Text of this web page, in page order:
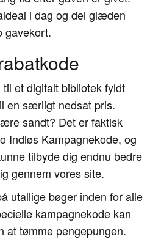
i dag og del glæden
gavekort.
et digitalt bibliotek fyldt
en særligt nedsat pris.
sandt? Det er faktisk
Indløs Kampagnekode, og
tilbyde dig endnu bedre
gennem vores site.
utallige bøger inden for alle
kampagnekode kan
at tømme pengepungen.